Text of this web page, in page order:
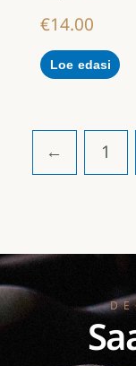
€14.00
Loe edasi
← 1